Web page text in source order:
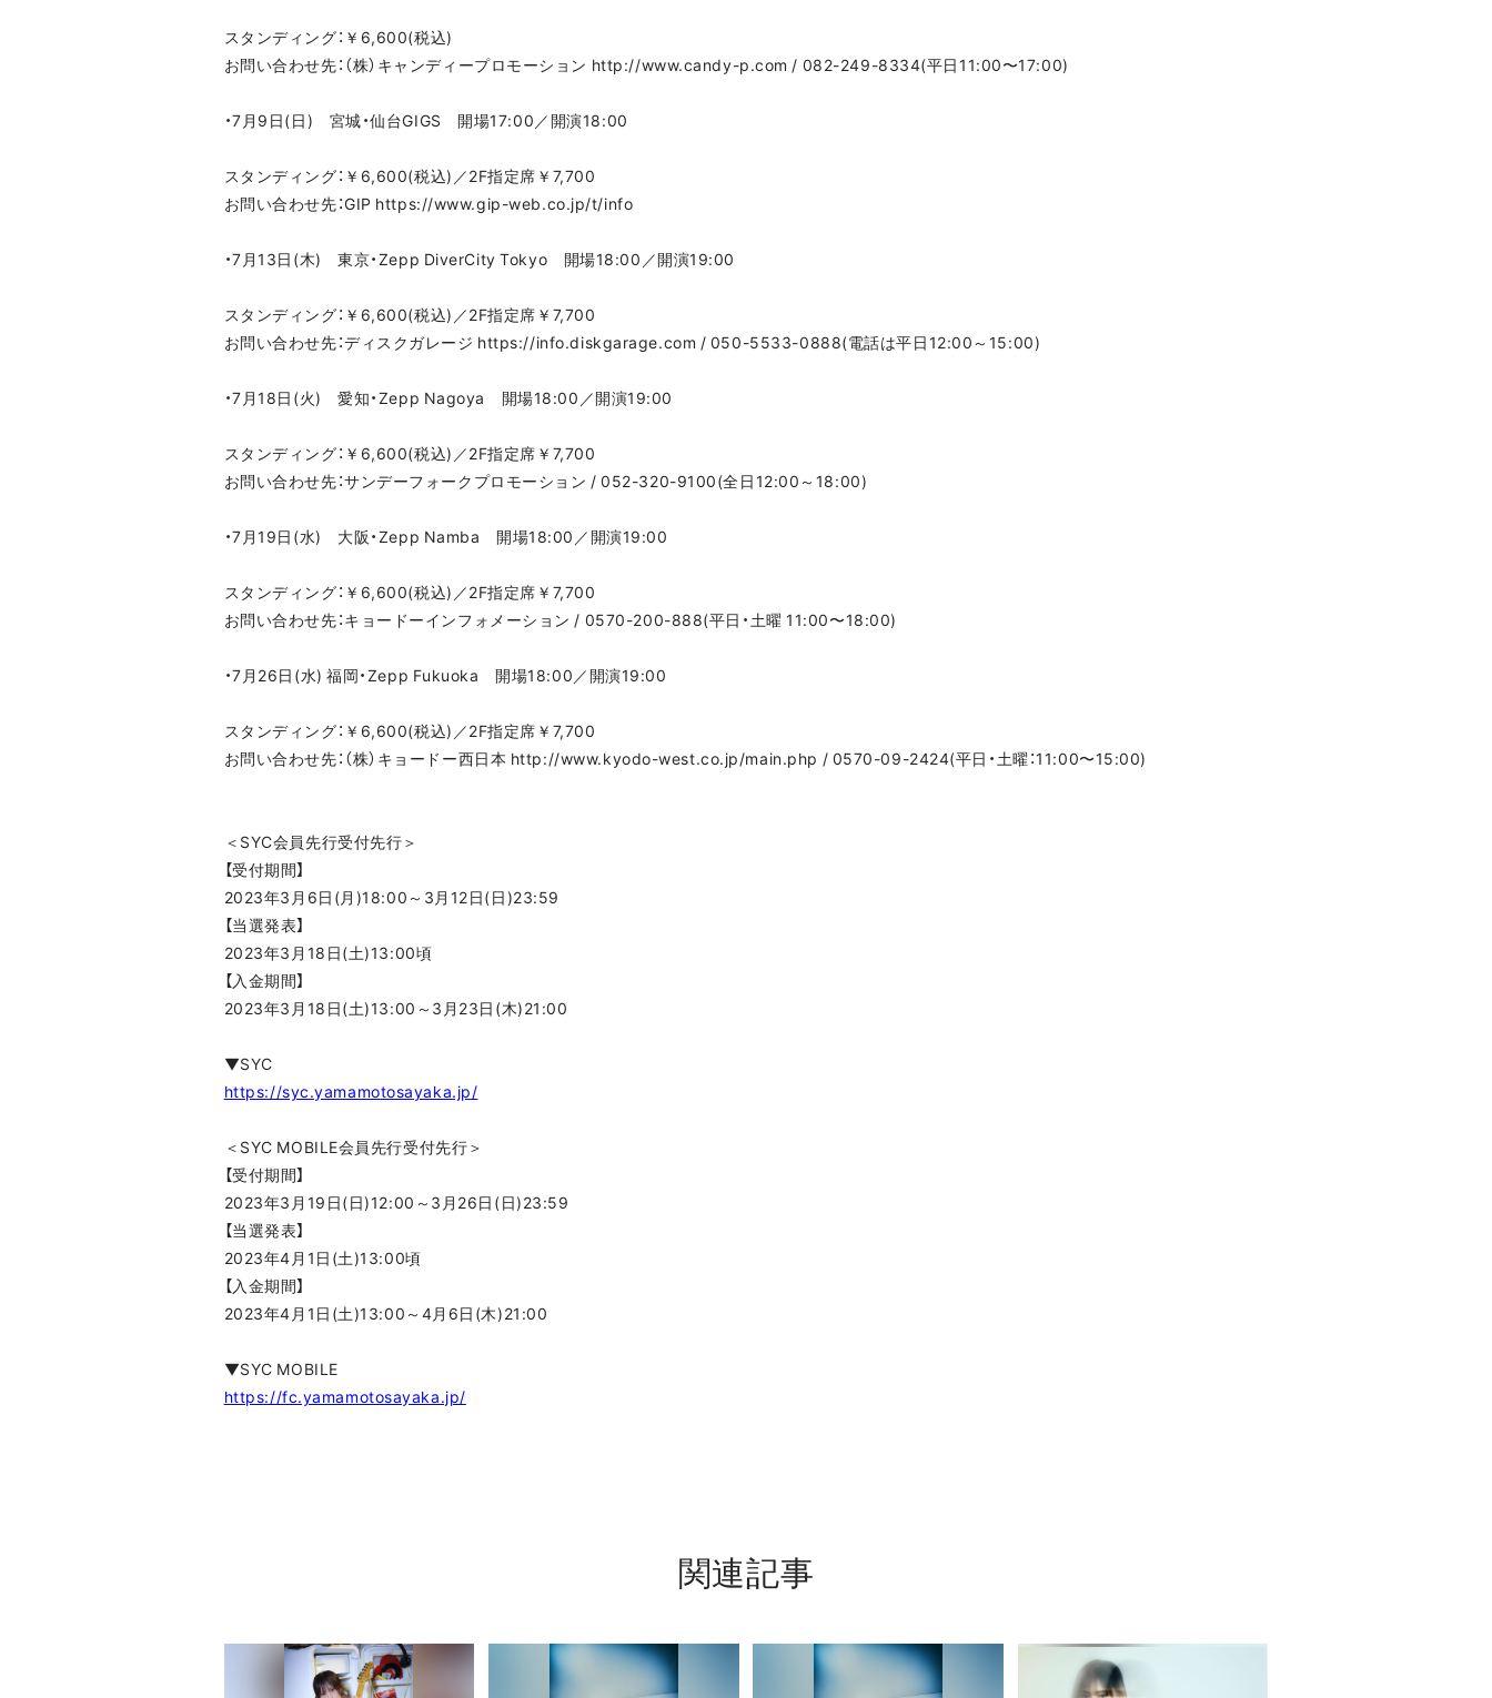
スタンディング：￥6,600(税込)
お問い合わせ先：（株）キャンディープロモーション http://www.candy-p.com / 082-249-8334(平日11:00〜17:00)
・7月9日(日) 宮城・仙台GIGS 開場17:00／開演18:00
スタンディング：￥6,600(税込)／2F指定席￥7,700
お問い合わせ先：GIP https://www.gip-web.co.jp/t/info
・7月13日(木) 東京・Zepp DiverCity Tokyo 開場18:00／開演19:00
スタンディング：￥6,600(税込)／2F指定席￥7,700
お問い合わせ先：ディスクガレージ https://info.diskgarage.com / 050-5533-0888(電話は平日12:00～15:00)
・7月18日(火) 愛知・Zepp Nagoya 開場18:00／開演19:00
スタンディング：￥6,600(税込)／2F指定席￥7,700
お問い合わせ先：サンデーフォークプロモーション / 052-320-9100(全日12:00～18:00)
・7月19日(水) 大阪・Zepp Namba 開場18:00／開演19:00
スタンディング：￥6,600(税込)／2F指定席￥7,700
お問い合わせ先：キョードーインフォメーション / 0570-200-888(平日・土曜 11:00〜18:00)
・7月26日(水) 福岡・Zepp Fukuoka 開場18:00／開演19:00
スタンディング：￥6,600(税込)／2F指定席￥7,700
お問い合わせ先：（株）キョードー西日本 http://www.kyodo-west.co.jp/main.php / 0570-09-2424(平日・土曜：11:00〜15:00)
＜SYC会員先行受付先行＞
【受付期間】
2023年3月6日(月)18:00～3月12日(日)23:59
【当選発表】
2023年3月18日(土)13:00頃
【入金期間】
2023年3月18日(土)13:00～3月23日(木)21:00
▼SYC
https://syc.yamamotosayaka.jp/
＜SYC MOBILE会員先行受付先行＞
【受付期間】
2023年3月19日(日)12:00～3月26日(日)23:59
【当選発表】
2023年4月1日(土)13:00頃
【入金期間】
2023年4月1日(土)13:00～4月6日(木)21:00
▼SYC MOBILE
https://fc.yamamotosayaka.jp/
関連記事